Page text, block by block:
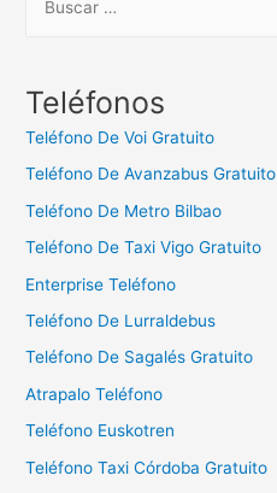
c
Teléfonos
Teléfono De Voi Gratuito
Teléfono De Avanzabus Gratuito
Teléfono De Metro Bilbao
Teléfono De Taxi Vigo Gratuito
Enterprise Teléfono
Teléfono De Lurraldebus
Teléfono De Sagalés Gratuito
Atrapalo Teléfono
Teléfono Euskotren
Teléfono Taxi Córdoba Gratuito